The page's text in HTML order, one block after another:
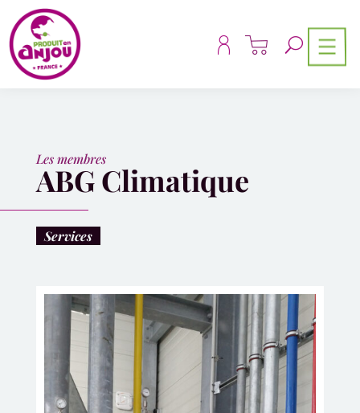
Les membres
ABG Climatique
Services
Panneau de gestion des cookies